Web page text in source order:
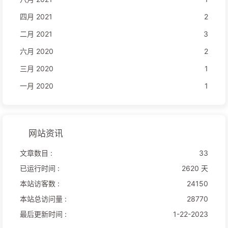
四月 2021
2
二月 2021
3
六月 2020
2
三月 2020
1
一月 2020
1
网站资讯
文章数目 :
33
已运行时间 :
2620 天
本站访客数 :
24150
本站总访问量 :
28770
最后更新时间 :
1-22-2023